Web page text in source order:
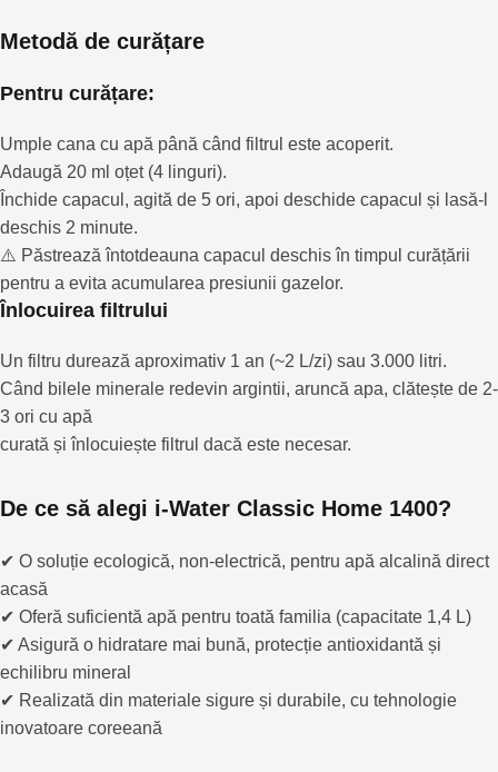
Metodă de curățare
Pentru curățare:
Umple cana cu apă până când filtrul este acoperit.
Adaugă 20 ml oțet (4 linguri).
Închide capacul, agită de 5 ori, apoi deschide capacul și lasă-l
deschis 2 minute.
⚠️ Păstrează întotdeauna capacul deschis în timpul curățării
pentru a evita acumularea presiunii gazelor.
Înlocuirea filtrului
Un filtru durează aproximativ 1 an (~2 L/zi) sau 3.000 litri.
Când bilele minerale redevin argintii, aruncă apa, clătește de 2-
3 ori cu apă
curată și înlocuiește filtrul dacă este necesar.
De ce să alegi i-Water Classic Home 1400?
✔ O soluție ecologică, non-electrică, pentru apă alcalină direct
acasă
✔ Oferă suficientă apă pentru toată familia (capacitate 1,4 L)
✔ Asigură o hidratare mai bună, protecție antioxidantă și
echilibru mineral
✔ Realizată din materiale sigure și durabile, cu tehnologie
inovatoare coreeană